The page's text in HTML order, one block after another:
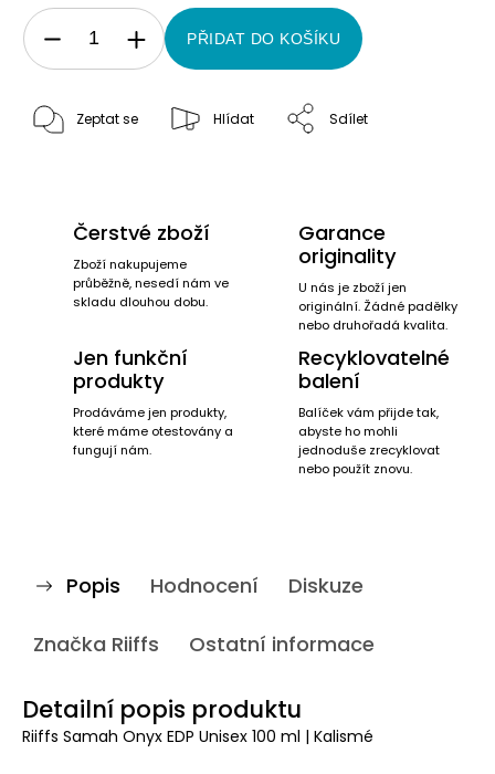
PŘIDAT DO KOŠÍKU
Zeptat se Hlídat Sdílet
Čerstvé zboží
Zboží nakupujeme
průběžně, nesedí nám ve
skladu dlouhou dobu.
Garance
originality
U nás je zboží jen
originální. Žádné padělky
nebo druhořadá kvalita.
Jen funkční
produkty
Prodáváme jen produkty,
které máme otestovány a
fungují nám.
Recyklovatelné
balení
Balíček vám přijde tak,
abyste ho mohli
jednoduše zrecyklovat
nebo použít znovu.
Popis Hodnocení Diskuze
Značka Riiffs Ostatní informace
Detailní popis produktu
Riiffs Samah Onyx EDP Unisex 100 ml | Kalismé